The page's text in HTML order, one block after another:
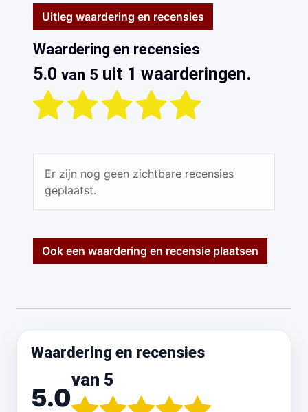
Uitleg waardering en recensies
Waardering en recensies
5.0 van 5 uit 1 waarderingen.
Er zijn nog geen zichtbare recensies
geplaatst.
Ook een waardering en recensie plaatsen
Waardering en recensies
5.0
van 5